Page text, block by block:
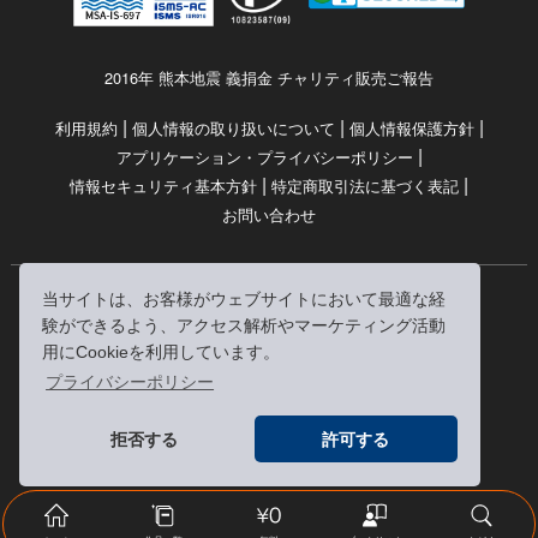
当サイトは、お客様がウェブサイトにおいて最適な経
験ができるよう、アクセス解析やマーケティング活動
用にCookieを利用しています。
プライバシーポリシー
拒否する 許可する
2016年 熊本地震 義捐金 チャリティ販売ご報告
利用規約 | 個人情報の取り扱いについて | 個人情報保護方針|
アプリケーション・プライバシーポリシー |
情報セキュリティ基本方針 | 特定商取引法に基づく表記 |
お問い合わせ
© RRJ Inc.
（kikubon/キクボン/きく本/きくほん/キクホン）は
株式会社RRJの登録商標です。